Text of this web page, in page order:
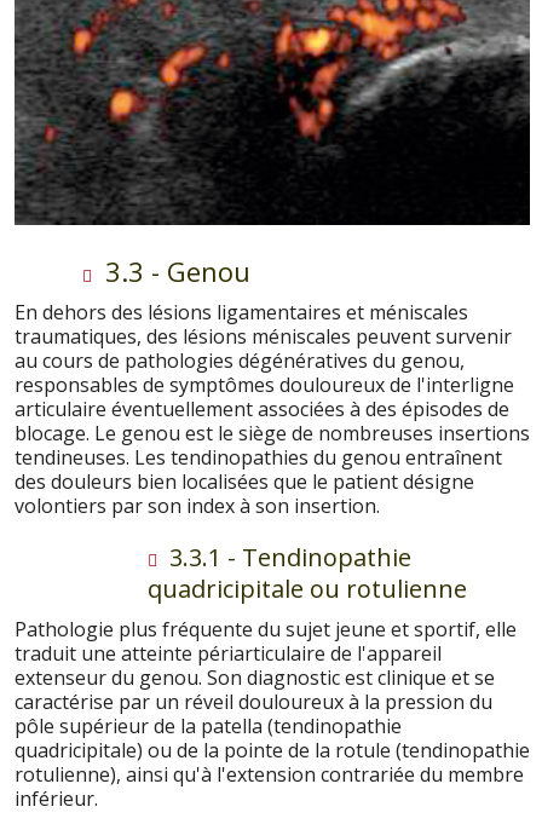
3.3 - Genou
En dehors des lésions ligamentaires et méniscales
traumatiques, des lésions méniscales peuvent survenir
au cours de pathologies dégénératives du genou,
responsables de symptômes douloureux de l'interligne
articulaire éventuellement associées à des épisodes de
blocage. Le genou est le siège de nombreuses insertions
tendineuses. Les tendinopathies du genou entraînent
des douleurs bien localisées que le patient désigne
volontiers par son index à son insertion.
3.3.1 - Tendinopathie
quadricipitale ou rotulienne
Pathologie plus fréquente du sujet jeune et sportif, elle
traduit une atteinte périarticulaire de l'appareil
extenseur du genou. Son diagnostic est clinique et se
caractérise par un réveil douloureux à la pression du
pôle supérieur de la patella (tendinopathie
quadricipitale) ou de la pointe de la rotule (tendinopathie
rotulienne), ainsi qu'à l'extension contrariée du membre
inférieur.